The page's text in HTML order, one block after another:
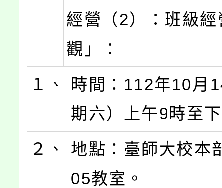
經營（2）：班級
觀」：
１、
時間：112年10月
期六）上午9時至
２、
地點：臺師大校本
05教室。